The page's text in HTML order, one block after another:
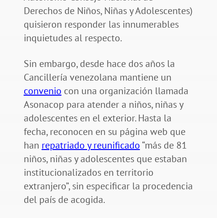
Derechos de Niños, Niñas y Adolescentes)
quisieron responder las innumerables
inquietudes al respecto.
Sin embargo, desde hace dos años la
Cancillería venezolana mantiene un
convenio con una organización llamada
Asonacop para atender a niños, niñas y
adolescentes en el exterior. Hasta la
fecha, reconocen en su página web que
han repatriado y reunificado“más de 81
niños, niñas y adolescentes que estaban
institucionalizados en territorio
extranjero”, sin especificar la procedencia
del país de acogida.